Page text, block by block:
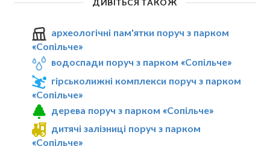
археологічні пам'ятки поруч з парком
«Сопільче»
водоспади поруч з парком «Сопільче»
гірськолижні комплекси поруч з парком
«Сопільче»
дерева поруч з парком «Сопільче»
дитячі залізниці поруч з парком
«Сопільче»